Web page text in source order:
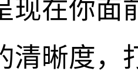
现在你面
清晰度，